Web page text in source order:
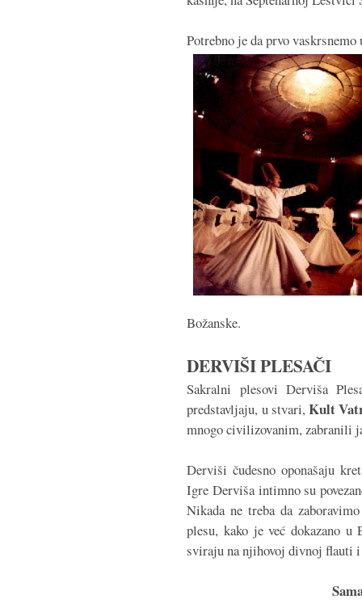
Potrebno je da prvo
Božanske.
DERVIŠI PLESAČI
Sakralni plesovi Derviša
predstavljaju, u stvari,Kult
mnogo civilizovanim, zabranili
Derviši čudesno oponašaju
Igre Derviša intimno su
Nikada ne treba da
plesu, kako je već dokazano
sviraju na njihovoj divnoj flauti